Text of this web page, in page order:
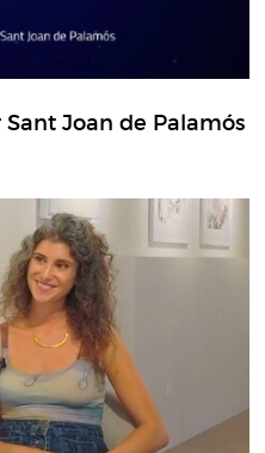
Sant Joan de Palamós